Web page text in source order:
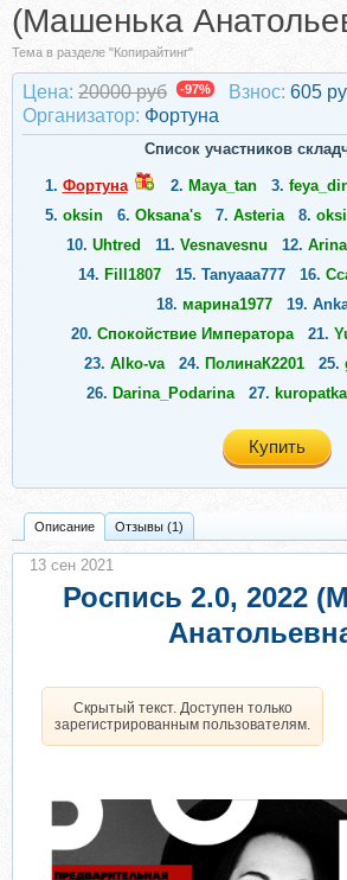
(Машенька
Тема в разделе "Копирайтинг"
Цена: 20000 руб -97% Взнос: 605
Организатор: Фортуна
Список участников
1. Фортуна 2. Maya_tan 3.
5. oksin 6. Oksana's 7. Asteria 8.
10. Uhtred 11. Vesnavesnu 12.
14. Fill1807 15. Tanyaaa777 16.
18. марина1977 19.
20. Спокойствие Императора 21.
23. Alko-va 24. ПолинаК2201 25.
26. Darina_Podarina 27. kuropatka
Купить
Описание Отзывы (1)
Роспись 2.0, 2022
Скрытый текст. Доступен только
зарегистрированным пользователям.
13 сен 2021